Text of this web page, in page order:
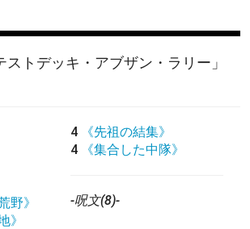
ストデッキ・アブザン・ラリー」
野》
》
4
《先祖の結集》
4
《集合した中隊》
-呪文(8)-